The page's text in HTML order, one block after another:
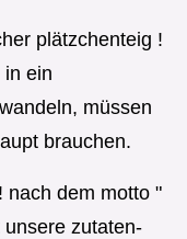
plätzchenteig !
in ein
müssen
brauchen.
nach dem motto "
zutaten-